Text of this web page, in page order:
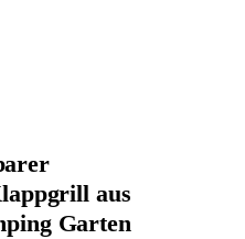
aus
Garten